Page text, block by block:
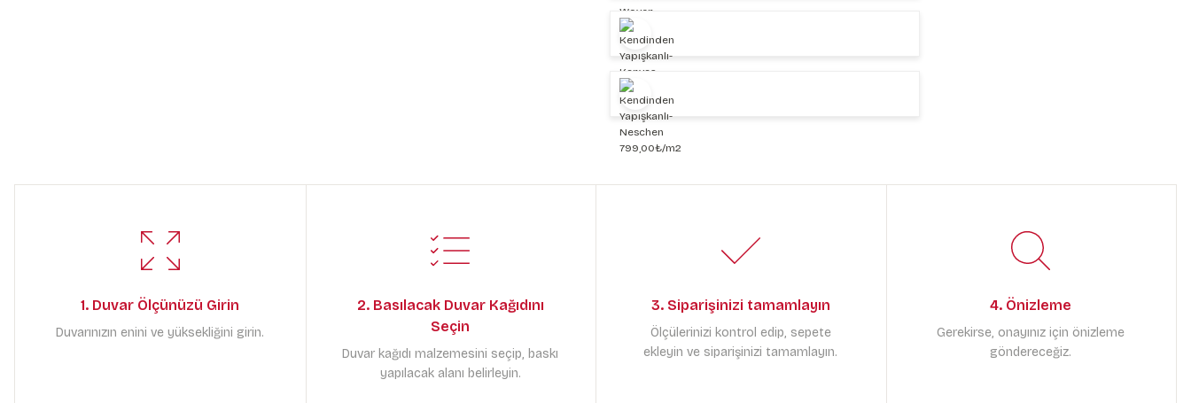
1. Duvar Ölçünüzü Girin
Duvarınızın enini ve yüksekliğini girin.
2. Basılacak Duvar Kağıdını
Seçin
Duvar kağıdı malzemesini seçip, baskı
yapılacak alanı belirleyin.
3. Siparişinizi tamamlayın
Ölçülerinizi kontrol edip, sepete
ekleyin ve siparişinizi tamamlayın.
4. Önizleme
Gerekirse, onayınız için önizleme
göndereceğiz.